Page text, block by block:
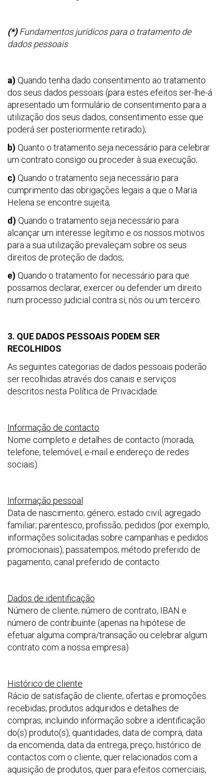
(*)Fundamentos jurídicos para o tratamento de
dados pessoais
a) Quando tenha dado consentimento ao tratamento
dos seus dados pessoais (para estes efeitos ser-lhe-á
apresentado um formulário de consentimento para a
utilização dos seus dados, consentimento esse que
poderá ser posteriormente retirado);
b) Quanto o tratamento seja necessário para celebrar
um contrato consigo ou proceder à sua execução;
c) Quando o tratamento seja necessário para
cumprimento das obrigações legais a que o Maria
Helena se encontre sujeita;
d) Quando o tratamento seja necessário para
alcançar um interesse legítimo e os nossos motivos
para a sua utilização prevaleçam sobre os seus
direitos de proteção de dados;
e) Quando o tratamento for necessário para que
possamos declarar, exercer ou defender um direito
num processo judicial contra si, nós ou um terceiro.
3. QUE DADOS PESSOAIS PODEM SER
RECOLHIDOS
As seguintes categorias de dados pessoais poderão
ser recolhidas através dos canais e serviços
descritos nesta Política de Privacidade:
Informação de contacto
Nome completo e detalhes de contacto (morada,
telefone, telemóvel, e-mail e endereço de redes
sociais).
Informação pessoal
Data de nascimento; género; estado civil; agregado
familiar; parentesco, profissão; pedidos (por exemplo,
informações solicitadas sobre campanhas e pedidos
promocionais); passatempos; método preferido de
pagamento; canal preferido de contacto.
Dados de identificação
Número de cliente; número de contrato, IBAN e
número de contribuinte (apenas na hipótese de
efetuar alguma compra/transação ou celebrar algum
contrato com a nossa empresa)
Histórico de cliente
Rácio de satisfação de cliente; ofertas e promoções
recebidas; produtos adquiridos e detalhes de
compras, incluindo informação sobre a identificação
do(s) produto(s), quantidades, data de compra, data
da encomenda, data da entrega, preço; histórico de
contactos com o cliente, quer relacionados com a
aquisição de produtos, quer para efeitos comerciais,